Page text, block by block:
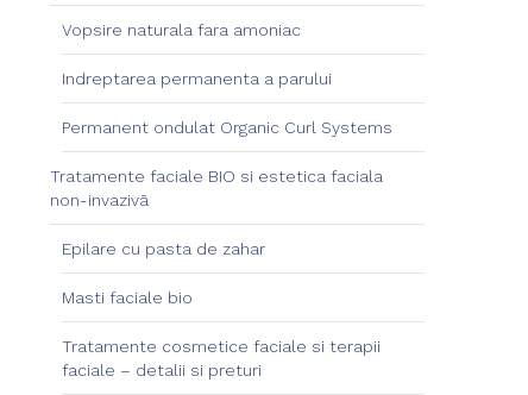
Vopsire naturala fara amoniac
Indreptarea permanenta a parului
Permanent ondulat Organic Curl Systems
Tratamente faciale BIO si estetica faciala
non-invazivā
Epilare cu pasta de zahar
Masti faciale bio
Tratamente cosmetice faciale si terapii
faciale – detalii si preturi